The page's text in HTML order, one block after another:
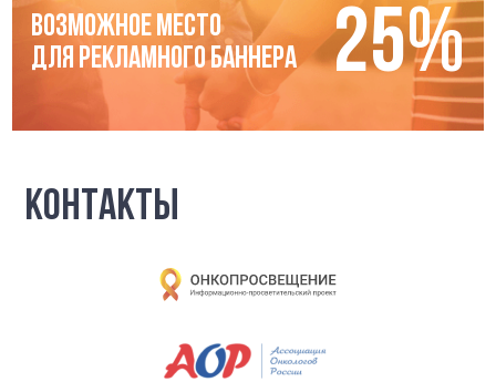
ВОЗМОЖНОЕ МЕСТО
ДЛЯ РЕКЛАМНОГО БАННЕРА
25%
КОНТАКТЫ